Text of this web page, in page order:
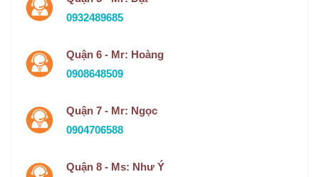
0932489685
Quận 6 - Mr: Hoàng
0908648509
Quận 7 - Mr: Ngọc
0904706588
Quận 8 - Ms: Như Ý